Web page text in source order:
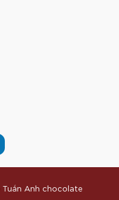
Tuấn Anh chocolate